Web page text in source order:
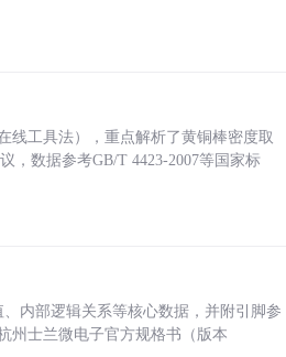
线工具法），重点解析了黄铜棒密度取
，数据参考GB/T 4423-2007等国家标
内部逻辑关系等核心数据，并附引脚参
州士兰微电子官方规格书（版本